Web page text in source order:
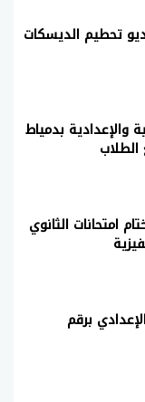
تحطيم الديسكات
والإعدادية بدمياط
امتحانات الثانوي
برقم